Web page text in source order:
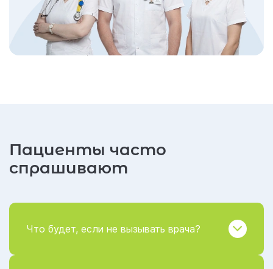
Пациенты часто
спрашивают
Что будет, если не вызывать врача?